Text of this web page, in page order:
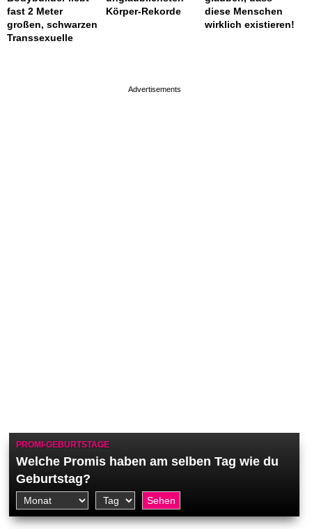
fast 2 Meter
großen, schwarzen
Transsexuelle
Körper-Rekorde
diese Menschen
wirklich existieren!
PROMI-GEBURTSTAGE
Welche Promis haben am selben Tag wie du
Geburtstag?